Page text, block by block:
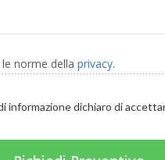
norme della privacy.
informazione dichiaro di